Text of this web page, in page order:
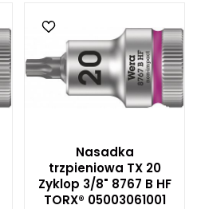
Nasadka
trzpieniowa TX 20
Zyklop 3/8" 8767 B HF
TORX® 05003061001